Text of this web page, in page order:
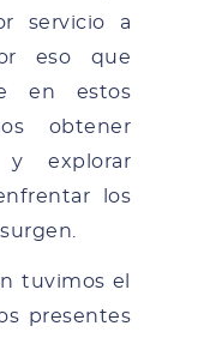
servicio a
eso que
en estos
obtener
y explorar
los
tuvimos el
presentes